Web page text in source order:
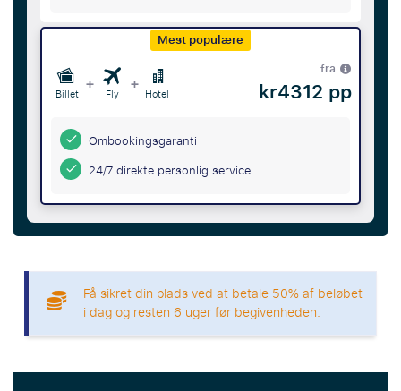
Mest populære
Billet + Fly + Hotel
fra
kr4312 pp
Ombookingsgaranti
24/7 direkte personlig service
Få sikret din plads ved at betale 50% af beløbet
i dag og resten 6 uger før begivenheden.